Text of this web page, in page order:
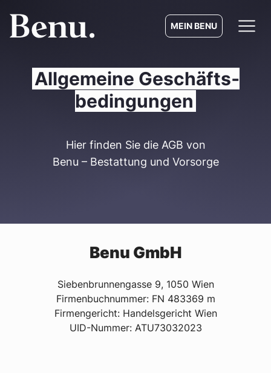
MEIN BENU
Allgemeine Geschäfts­
bedingungen
Hier finden Sie die AGB von
Benu – Bestattung und Vorsorge
Benu GmbH
Siebenbrunnengasse 9, 1050 Wien
Firmenbuchnummer: FN 483369 m
Firmengericht: Handelsgericht Wien
UID-Nummer: ATU73032023